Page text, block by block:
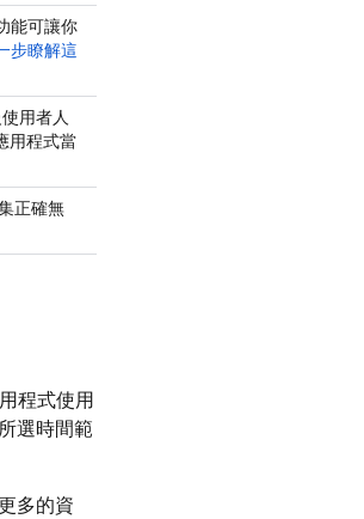
能可讓你
步瞭解這
用者人
用程式當
正確無
程式使用
選時間範
多的資